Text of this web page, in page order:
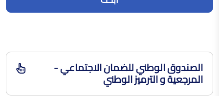
الصندوق الوطني للضمان الاجتماعي -
المرجعية و الترميز الوطني